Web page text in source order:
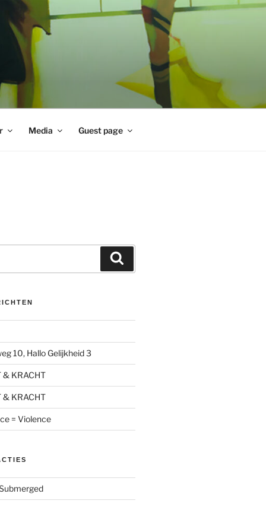
Media Guest page
10, Hallo Gelijkheid 3
& KRACHT
& KRACHT
= Violence